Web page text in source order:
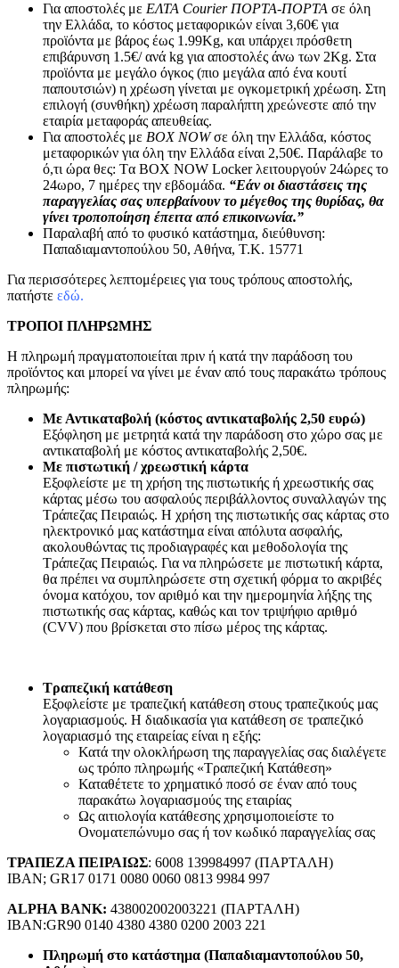
Για αποστολές με ΕΛΤΑ Courier ΠΟΡΤΑ-ΠΟΡΤΑ σε όλη
την Ελλάδα, το κόστος μεταφορικών είναι 3,60€ για
προϊόντα με βάρος έως 1.99Kg, και υπάρχει πρόσθετη
επιβάρυνση 1.5€/ ανά kg για αποστολές άνω των 2Κg. Στα
προϊόντα με μεγάλο όγκος (πιο μεγάλα από ένα κουτί
παπουτσιών) η χρέωση γίνεται με ογκομετρική χρέωση. Στη
επιλογή (συνθήκη) χρέωση παραλήπτη χρεώνεστε από την
εταιρία μεταφοράς απευθείας.
Για αποστολές με BOX NOWσε όλη την Ελλάδα, κόστος
μεταφορικών για όλη την Ελλάδα είναι 2,50€. Παράλαβε το
ό,τι ώρα θες: Tα ΒΟΧ ΝΟW Locker λειτουργούν 24ώρες το
24ωρο, 7 ημέρες την εβδομάδα. “Εάν οι διαστάσεις της
παραγγελίας σας υπερβαίνουν το μέγεθος της θυρίδας, θα
γίνει τροποποίηση έπειτα από επικοινωνία.”
Παραλαβή από το φυσικό κατάστημα, διεύθυνση:
Παπαδιαμαντοπούλου 50, Αθήνα, Τ.Κ. 15771
Για περισσότερες λεπτομέρειες για τους τρόπους αποστολής,
πατήστε εδώ.
ΤΡΟΠΟΙ ΠΛΗΡΩΜΗΣ
Η πληρωμή πραγματοποιείται πριν ή κατά την παράδοση του
προϊόντος και μπορεί να γίνει με έναν από τους παρακάτω τρόπους
πληρωμής:
Με Αντικαταβολή (κόστος αντικαταβολής 2,50 ευρώ)
Εξόφληση με μετρητά κατά την παράδοση στο χώρο σας με
αντικαταβολή με κόστος αντικαταβολής 2,50€.
Με πιστωτική / χρεωστική κάρτα
Εξοφλείστε με τη χρήση της πιστωτικής ή χρεωστικής σας
κάρτας μέσω του ασφαλούς περιβάλλοντος συναλλαγών της
Τράπεζας Πειραιώς. Η χρήση της πιστωτικής σας κάρτας στο
ηλεκτρονικό μας κατάστημα είναι απόλυτα ασφαλής,
ακολουθώντας τις προδιαγραφές και μεθοδολογία της
Τράπεζας Πειραιώς. Για να πληρώσετε με πιστωτική κάρτα,
θα πρέπει να συμπληρώσετε στη σχετική φόρμα το ακριβές
όνομα κατόχου, τον αριθμό και την ημερομηνία λήξης της
πιστωτικής σας κάρτας, καθώς και τον τριψήφιο αριθμό
(CVV) που βρίσκεται στο πίσω μέρος της κάρτας.
Τραπεζική κατάθεση
Εξοφλείστε με τραπεζική κατάθεση στους τραπεζικούς μας
λογαριασμούς. Η διαδικασία για κατάθεση σε τραπεζικό
λογαριασμό της εταιρείας είναι η εξής:
Κατά την ολοκλήρωση της παραγγελίας σας διαλέγετε
ως τρόπο πληρωμής «Τραπεζική Κατάθεση»
Καταθέτετε το χρηματικό ποσό σε έναν από τους
παρακάτω λογαριασμούς της εταιρίας
Ως αιτιολογία κατάθεσης χρησιμοποιείστε το
Ονοματεπώνυμο σας ή τον κωδικό παραγγελίας σας
ΤΡΑΠΕΖΑ ΠΕΙΡΑΙΩΣ: 6008 139984997 (ΠΑΡΤΑΛΗ)
IBAN; GR17 0171 0080 0060 0813 9984 997
ALPHA BANK: 438002002003221 (ΠΑΡΤΑΛΗ)
IBAN:GR90 0140 4380 4380 0200 2003 221
Πληρωμή στο κατάστημα (Παπαδιαμαντοπούλου 50,